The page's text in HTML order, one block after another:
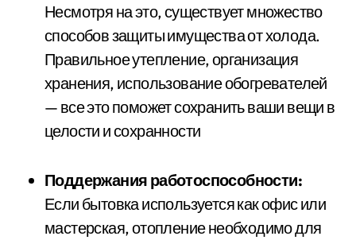
Несмотря на это, существует множество
способов защиты имущества от холода.
Правильное утепление, организация
хранения, использование обогревателей
— все это поможет сохранить ваши вещи в
целости и сохранности
Поддержания работоспособности:
Если бытовка используется как офис или
мастерская, отопление необходимо для